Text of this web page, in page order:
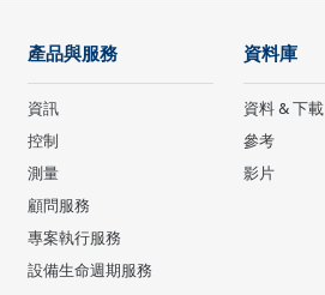
產品與服務
資訊
控制
測量
顧問服務
專案執行服務
設備生命週期服務
資料庫
資料 & 下載
參考
影片